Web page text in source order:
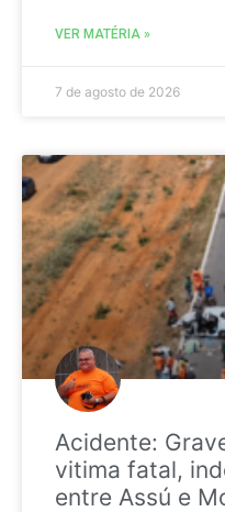
VER MATÉRIA »
7 de agosto de 2026
Acidente:
vitima fatal,
entre Assú e